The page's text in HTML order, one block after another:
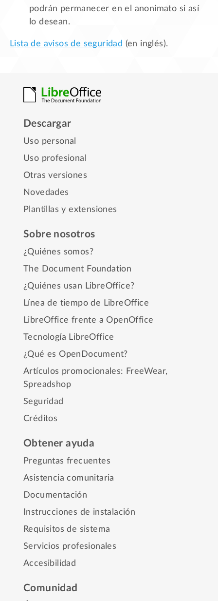
podrán permanecer en el anonimato si así
lo desean.
Lista de avisos de seguridad (en inglés).
Descargar
Uso personal
Uso profesional
Otras versiones
Novedades
Plantillas y extensiones
Sobre nosotros
¿Quiénes somos?
The Document Foundation
¿Quiénes usan LibreOffice?
Línea de tiempo de LibreOffice
LibreOffice frente a OpenOffice
Tecnología LibreOffice
¿Qué es OpenDocument?
Artículos promocionales: FreeWear,
Spreadshop
Seguridad
Créditos
Obtener ayuda
Preguntas frecuentes
Asistencia comunitaria
Documentación
Instrucciones de instalación
Requisitos de sistema
Servicios profesionales
Accesibilidad
Comunidad